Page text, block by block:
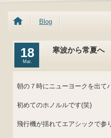
Blog
18
Mar.
寒波から常夏へ
朝の７時にニューヨークを出て
初めてのホノルルです(笑)
飛行機が揺れてエアシックで参